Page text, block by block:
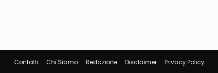
Contatti Chi Siamo Redazione Disclaimer Privacy Policy